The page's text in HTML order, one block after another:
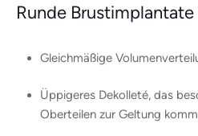
Runde Brustimplantate
Gleichmäßige
Üppigeres Dekolleté, das
Oberteilen zur Geltung